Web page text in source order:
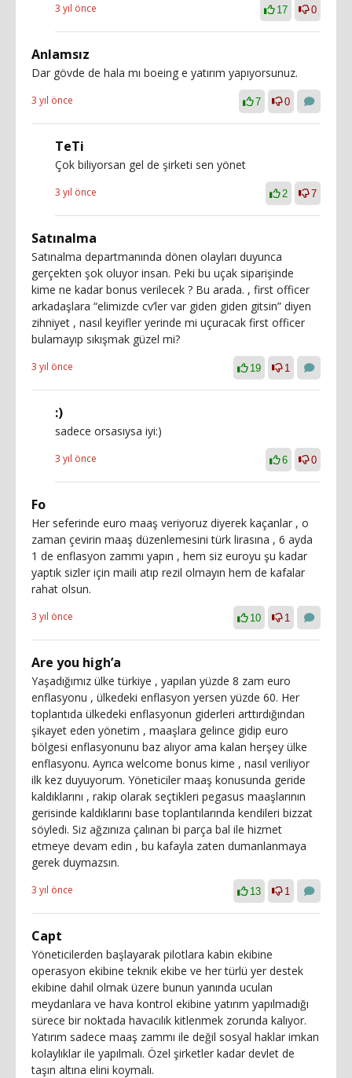
3 yıl önce 17 0
Anlamsız
Dar gövde de hala mı boeing e yatırım yapıyorsunuz.
3 yıl önce 7 0
TeTi
Çok biliyorsan gel de şirketi sen yönet
3 yıl önce 2 7
Satınalma
Satınalma departmanında dönen olayları duyunca
gerçekten şok oluyor insan. Peki bu uçak siparişinde
kime ne kadar bonus verilecek ? Bu arada. , first officer
arkadaşlara “elimizde cv’ler var giden giden gitsin” diyen
zihniyet , nasıl keyifler yerinde mi uçuracak first officer
bulamayıp sıkışmak güzel mi?
3 yıl önce 19 1
:)
sadece orsasıysa iyi:)
3 yıl önce 6 0
Fo
Her seferinde euro maaş veriyoruz diyerek kaçanlar , o
zaman çevirin maaş düzenlemesini türk lirasına , 6 ayda
1 de enflasyon zammı yapın , hem siz euroyu şu kadar
yaptık sizler için maili atıp rezil olmayın hem de kafalar
rahat olsun.
3 yıl önce 10 1
Are you high’a
Yaşadığımız ülke türkiye , yapılan yüzde 8 zam euro
enflasyonu , ülkedeki enflasyon yersen yüzde 60. Her
toplantıda ülkedeki enflasyonun giderleri arttırdığından
şikayet eden yönetim , maaşlara gelince gidip euro
bölgesi enflasyonunu baz alıyor ama kalan herşey ülke
enflasyonu. Ayrıca welcome bonus kime , nasıl veriliyor
ilk kez duyuyorum. Yöneticiler maaş konusunda geride
kaldıklarını , rakip olarak seçtikleri pegasus maaşlarının
gerisinde kaldıklarını base toplantılarında kendileri bizzat
söyledi. Siz ağzınıza çalınan bi parça bal ile hizmet
etmeye devam edin , bu kafayla zaten dumanlanmaya
gerek duymazsın.
3 yıl önce 13 1
Capt
Yöneticilerden başlayarak pilotlara kabin ekibine
operasyon ekibine teknik ekibe ve her türlü yer destek
ekibine dahil olmak üzere bunun yanında uculan
meydanlara ve hava kontrol ekibine yatırım yapılmadığı
sürece bir noktada havacılık kitlenmek zorunda kalıyor.
Yatırım sadece maaş zammı ile değil sosyal haklar imkan
kolaylıklar ile yapılmalı. Özel şirketler kadar devlet de
taşın altına elini koymalı.